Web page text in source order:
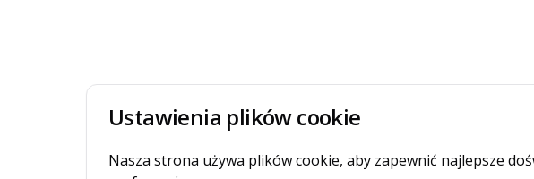
Ustawienia plików cookie
Nasza strona używa plików cookie, aby zapewnić najlepsze